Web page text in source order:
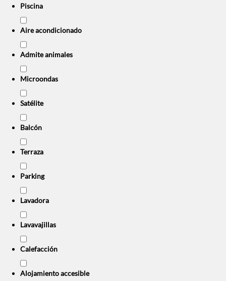
Piscina
Aire acondicionado
Admite animales
Microondas
Satélite
Balcón
Terraza
Parking
Lavadora
Lavavajillas
Calefacción
Alojamiento accesible